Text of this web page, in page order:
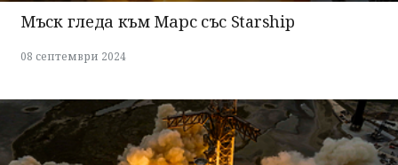
Мъск гледа към Марс със Starship
08 септември 2024